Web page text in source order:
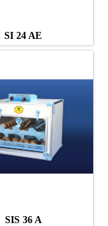
SI 24 AE
SIS 36 A